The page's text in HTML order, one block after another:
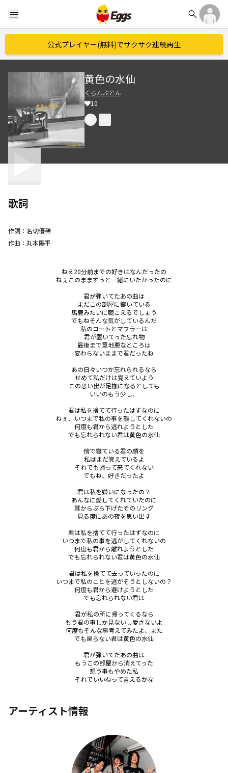
menu search
公式プレイヤー(無料)でサクサク連続再生
黄色の水仙
くらんぷとん
10
歌詞
作詞： 名切優稀
作曲： 丸本陽平
ねえ20分前までの好きはなんだったの
ねぇこのままずっと一緒にいたかったのに
君が弾いてたあの曲は
まだこの部屋に響いている
馬鹿みたいに聴こえるでしょう
でもねそんな気がしているんだ
私のコートとマフラーは
君が置いてった忘れ物
最後まで意地悪なところは
変わらないままで君だったね
あの日々いつか忘れられるなら
せめて私だけは覚えていよう
この思い出が足枷になるとしても
いいのもう少し、
君は私を捨てて行ったはずなのに
ねぇ、いつまで私の事を離してくれないの
何度も君から逃れようとした
でも忘れられない君は黄色の水仙
傍で寝ている君の顔を
私はまだ覚えているよ
それでも帰って来てくれない
でもね、好きだったよ
君は私を嫌いになったの？
あんなに愛してくれていたのに
耳からぶら下げたそのリング
見る度にあの夜を思い出す
君は私を捨てて行ったはずなのに
いつまで私の事を逃がしてくれないの
何度も君から離れようとした
でも忘れられない君は黄色の水仙
君は私を捨てて去っていったのに
いつまで私のことを逃がそうとしないの？
何度も君から避けようとした
でも忘れられない君は
君が私の所に帰ってくるなら
もう君の事しか見ないし愛さないよ
何度もそんな事考えてみたよ、また
でも戻らない君は黄色の水仙
君が弾いてたあの曲は
もうこの部屋から消えてった
想う事もやめた私
それでいいねって言えるかな
アーティスト情報